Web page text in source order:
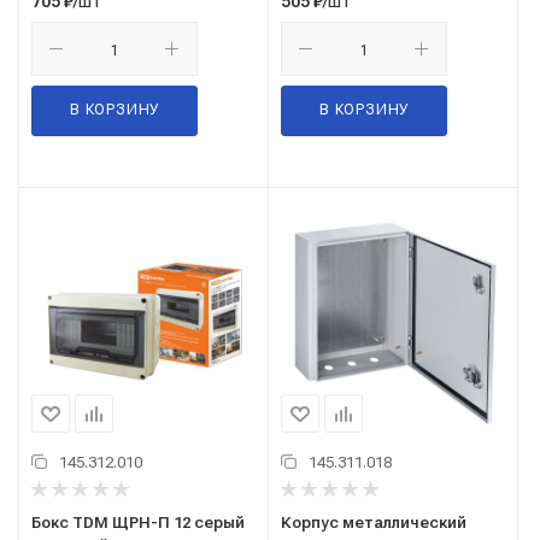
В КОРЗИНУ В КОРЗИНУ
145.312.010
Бокс TDM ЩРН-П 12 серый
145.311.018
Корпус металлический